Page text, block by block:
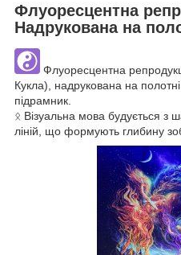
Флуоресцентна
Надрукована на
Флуоресцентна
Кукла), надрукована на
підрамник.
ᛟ Візуальна мова будується з
ліній, що формують глибину